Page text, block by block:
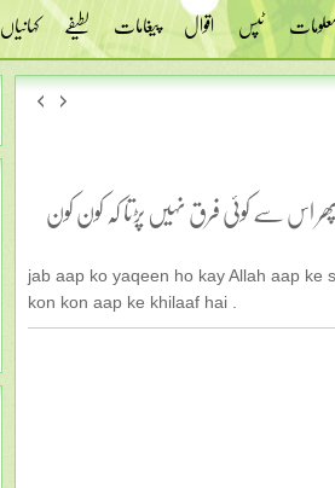
ٹپس اقوال پیغامات لطیفے کہانیاں
سے کوئی فرق نہیں پڑتا کہ کون کون
jab aap ko yaqeen ho kay Allah aap ke
kon kon aap ke khilaaf hai .